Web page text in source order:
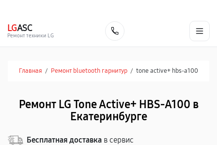
LGASC
Ремонт техники LG
Главная / Ремонт bluetooth гарнитур / tone active+ hbs-a100
Ремонт LG Tone Active+ HBS-A100 в
Екатеринбурге
Бесплатная доставка в сервис